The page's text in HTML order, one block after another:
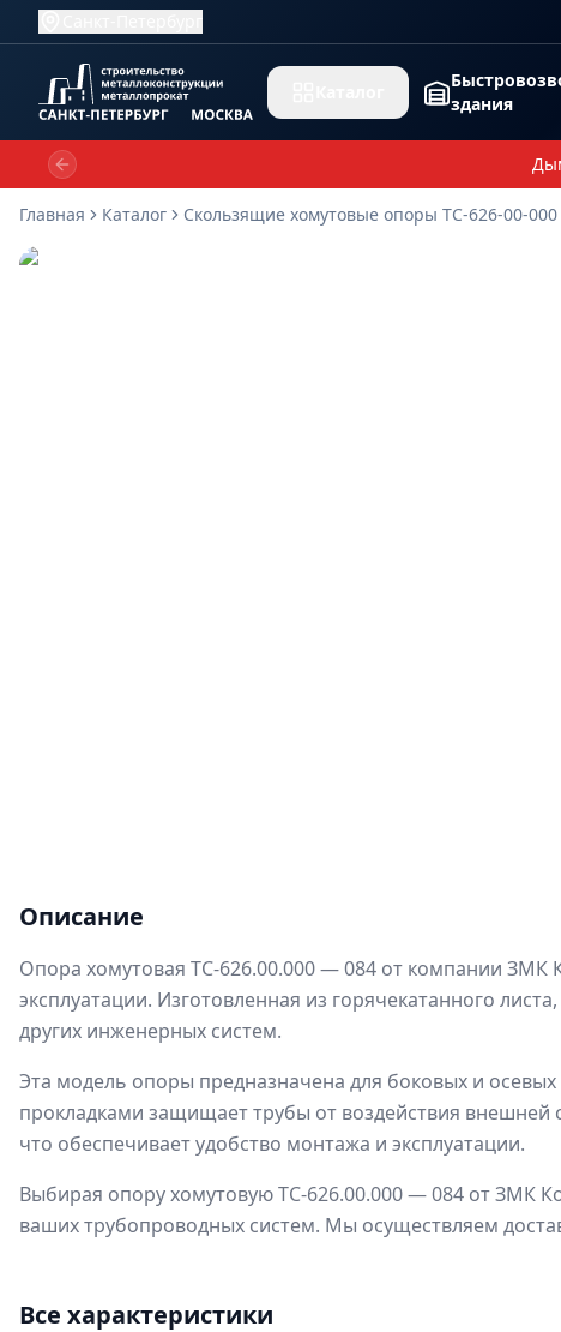
здания
Previous slide
Главная
Каталог Скользящие хомутовые опоры ТС-626-00-000
Описание
Опора хомутовая ТС-626.00.000 — 084 от компании ЗМК
эксплуатации. Изготовленная из горячекатанного
других инженерных систем.
Эта модель опоры предназначена для боковых и
прокладками защищает трубы от воздействия внешней
что обеспечивает удобство монтажа и эксплуатации.
Выбирая опору хомутовую ТС-626.00.000 — 084 от ЗМК
ваших трубопроводных систем. Мы осуществляем
Все характеристики